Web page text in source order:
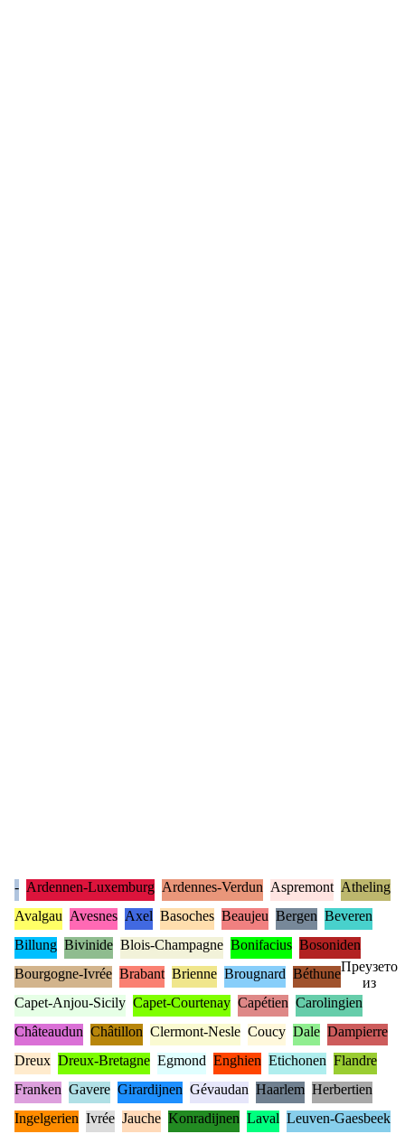
- Ardennen-Luxemburg Ardennes-Verdun Aspremont Atheling
Avalgau Avesnes Axel Basoches Beaujeu Bergen Beveren
Billung Bivinide Blois-Champagne Bonifacius Bosoniden
Bourgogne-Ivrée Brabant Brienne Brougnard Béthune
Capet-Anjou-Sicily Capet-Courtenay Capétien Carolingien
Châteaudun Châtillon Clermont-Nesle Coucy Dale Dampierre
Dreux Dreux-Bretagne Egmond Enghien Etichonen Flandre
Franken Gavere Girardijnen Gévaudan Haarlem Herbertien
Ingelgerien Ivrée Jauche Konradijnen Laval Leuven-Gaesbeek
Преузето
из